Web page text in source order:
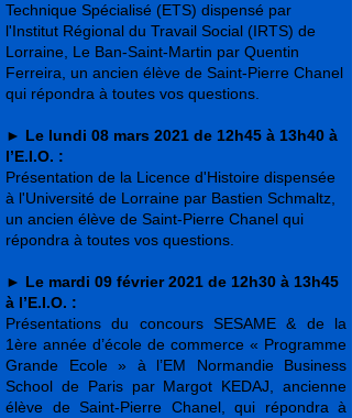
Technique Spécialisé (ETS) dispensé par
l'Institut Régional du Travail Social (IRTS) de
Lorraine, Le Ban-Saint-Martin par Quentin
Ferreira, un ancien élève de Saint-Pierre Chanel
qui répondra à toutes vos questions.
► Le lundi 08 mars 2021 de 12h45 à 13h40 à
l’E.I.O. :
Présentation de la Licence d'Histoire dispensée
à l'Université de Lorraine par Bastien Schmaltz,
un ancien élève de Saint-Pierre Chanel qui
répondra à toutes vos questions.
► Le mardi 09 février 2021 de 12h30 à 13h45
à l’E.I.O. :
Présentations du concours SESAME & de la
1ère année d’école de commerce « Programme
Grande Ecole » à l’EM Normandie Business
School de Paris par Margot KEDAJ, ancienne
élève de Saint-Pierre Chanel, qui répondra à